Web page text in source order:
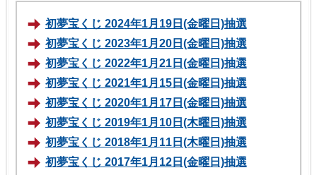
初夢宝くじ 2024年1月19日(金曜日)抽選
初夢宝くじ 2023年1月20日(金曜日)抽選
初夢宝くじ 2022年1月21日(金曜日)抽選
初夢宝くじ 2021年1月15日(金曜日)抽選
初夢宝くじ 2020年1月17日(金曜日)抽選
初夢宝くじ 2019年1月10日(木曜日)抽選
初夢宝くじ 2018年1月11日(木曜日)抽選
初夢宝くじ 2017年1月12日(金曜日)抽選